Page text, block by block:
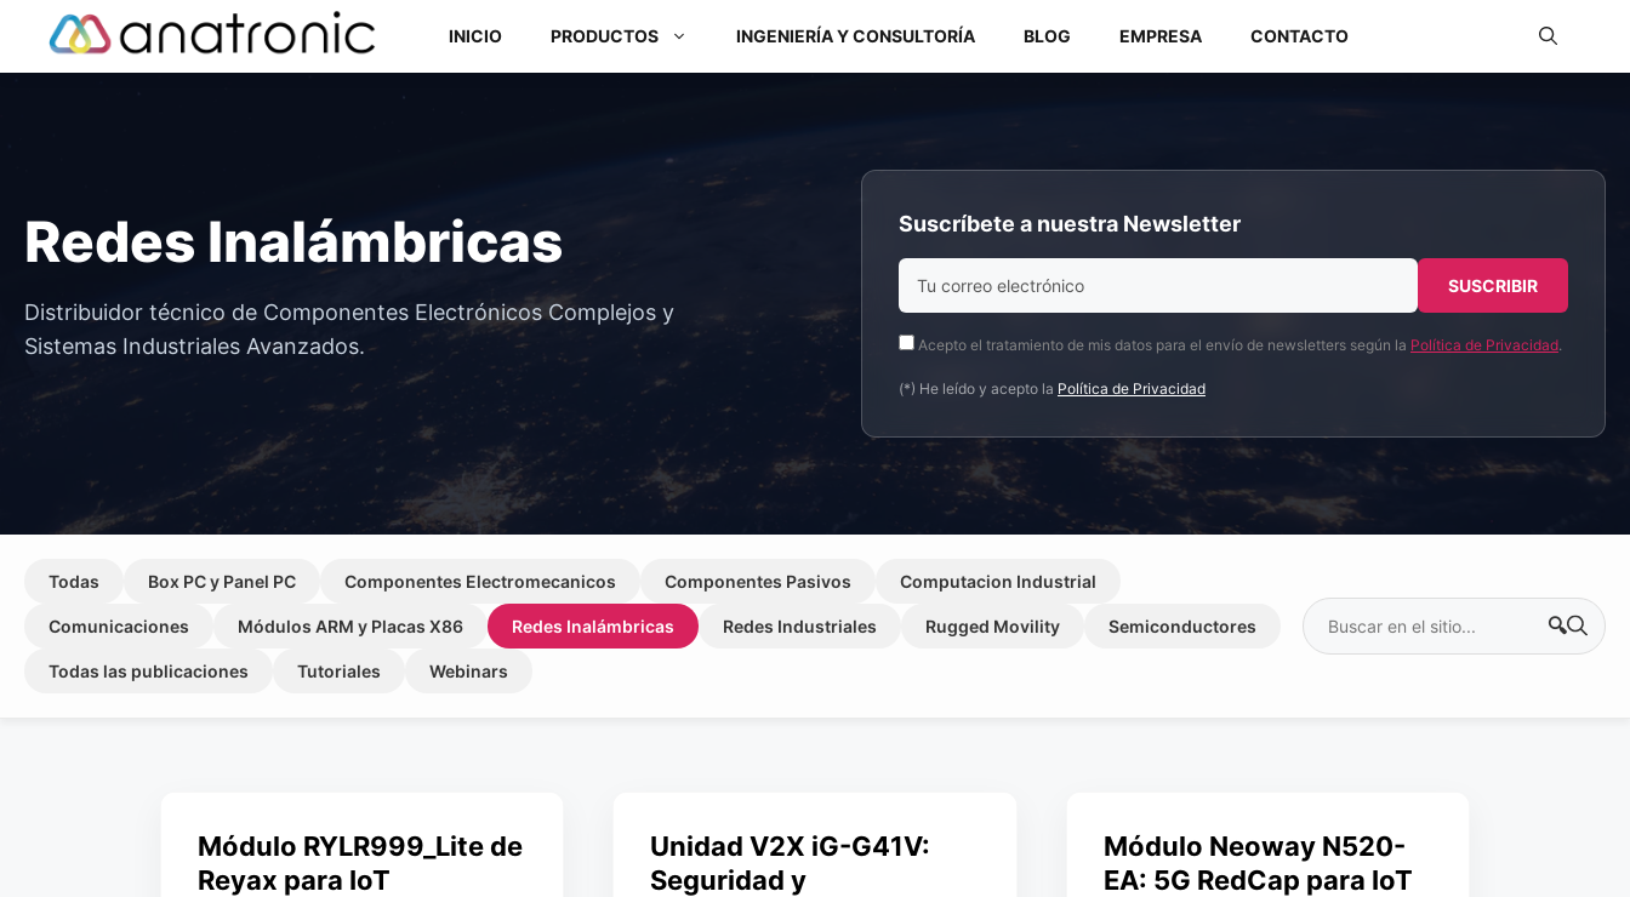
contenido
INICIO PRODUCTOS
Componentes Electromecánicos
Redes Industriales
INGENIERÍA Y CONSULTORÍA BLOG EMPRESA CONTACTO
Redes Inalámbricas
Distribuidor técnico de Componentes Electrónicos Complejos y
Sistemas Industriales Avanzados.
Suscríbete a nuestra Newsletter
Acepto el tratamiento de mis datos para el envío de newsletters según la Política de Privacidad.
(*) He leído y acepto la Política de Privacidad
Todas Box PC y Panel PC Componentes Electromecanicos Componentes Pasivos Computacion Industrial
Comunicaciones Módulos ARM y Placas X86 Redes Inalámbricas Redes Industriales Rugged Movility Semiconductores
Todas las publicaciones Tutoriales Webinars
Buscar:
Módulo RYLR999_Lite de
Reyax para IoT
Unidad V2X iG-G41V:
Seguridad y
Módulo Neoway N520-
EA: 5G RedCap para IoT